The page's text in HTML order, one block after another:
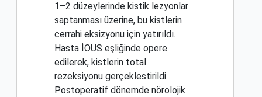
1–2 düzeylerinde kistik lezyonlar
saptanması üzerine, bu kistlerin
cerrahi eksizyonu için yatırıldı.
Hasta İOUS eşliğinde opere
edilerek, kistlerin total
rezeksiyonu gerçeklestirildi.
Postoperatif dönemde nörolojik